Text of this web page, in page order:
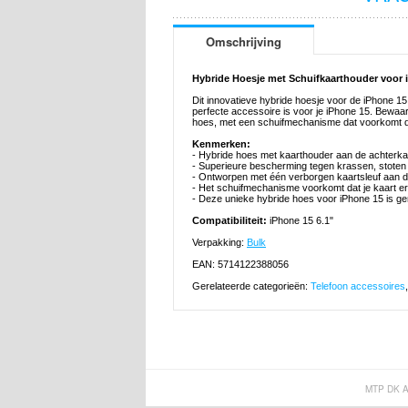
Omschrijving
Hybride Hoesje met Schuifkaarthouder voor
Dit innovatieve hybride hoesje voor de iPhone
perfecte accessoire is voor je iPhone 15.
hoes, met een schuifmechanisme dat voorkomt
Kenmerken:
- Hybride hoes met kaarthouder aan de
- Superieure bescherming tegen krassen, stoten
- Ontworpen met één verborgen kaartsleuf aan
- Het schuifmechanisme voorkomt dat je kaart
- Deze unieke hybride hoes voor iPhone 15 is
Compatibiliteit: iPhone 15 6.1"
Verpakking: Bulk
EAN: 5714122388056
Gerelateerde categorieën: Telefoon accessoires
MTP DK